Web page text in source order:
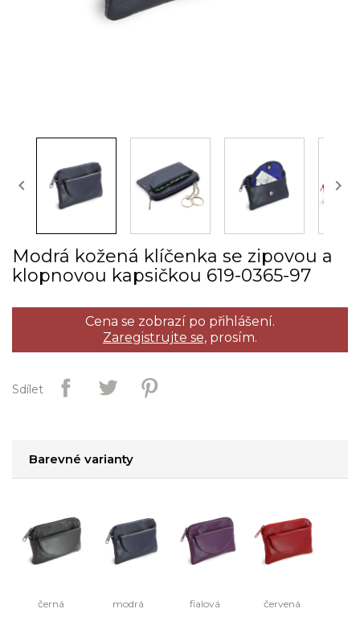
 
Modrá kožená klíčenka se zipovou a
klopnovou kapsičkou 619­-0365­-97
Cena se zobrazí po přihlášení.
Zaregistrujte se, prosím.
Sdílet
Barevné varianty
černá modrá fialová červená